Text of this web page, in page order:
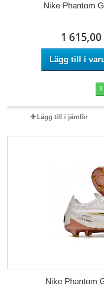
Nike Phantom
1
Lägg till i
Lägg till i jämför
Nike Phantom